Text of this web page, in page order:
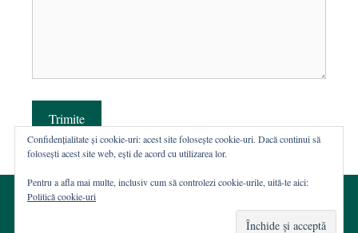
Trimite
Confidențialitate și cookie-uri: acest site folosește cookie-uri. Dacă continui să
folosești acest site web, ești de acord cu utilizarea lor.
Pentru a afla mai multe, inclusiv cum să controlezi cookie-urile, uită-te aici:
Politică cookie-uri